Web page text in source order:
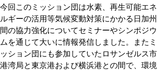
今回このミッション団は水素、再生可能エネ
ルギーの活用等気候変動対策にかかる日加州
間の協力強化についてセミナーやシンポジウ
ムを通じて大いに情報発信しました。またミ
ッション団にも参加していたロサンゼルス市
港湾局と東京港および横浜港との間で、環境